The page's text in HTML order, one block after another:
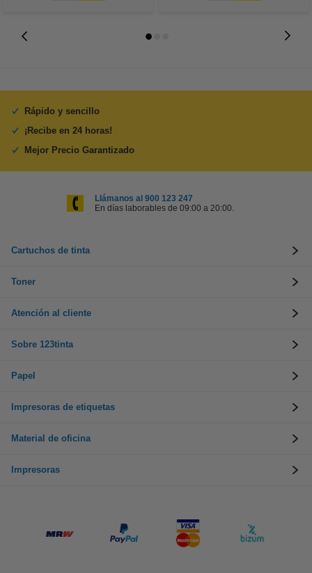
Rápido y sencillo
¡Recibe en 24 horas!
Mejor Precio Garantizado
Llámanos al 900 123 247
En días laborables de 09:00 a 20:00.
Cartuchos de tinta
Toner
Atención al cliente
Sobre 123tinta
Papel
Impresoras de etiquetas
Material de oficina
Impresoras